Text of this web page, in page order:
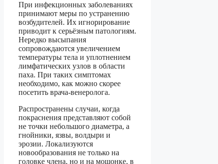
При инфекционных заболеваниях
принимают меры по устранению
возбудителей. Их игнорирование
приводит к серьёзным патологиям.
Нередко высыпания
сопровождаются увеличением
температуры тела и уплотнением
лимфатических узлов в области
паха. При таких симптомах
необходимо, как можно скорее
посетить врача-венеролога.
Распространены случаи, когда
покраснения представляют собой
не точки небольшого диаметра, а
гнойники, язвы, волдыри и
эрозии. Локализуются
новообразования не только на
головке члена, но и на мошонке, в